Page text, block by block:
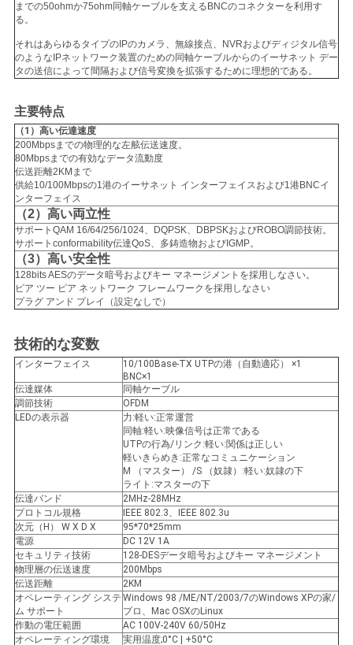
ニ
ュ
ー
ス
引
用
を
要
求
な
さ
い
図
プ
ラ
イ
までの50ohmか75ohm同軸ケーブルを支えるBNCのコネクターを利用す
る。
それはあらゆるタイプのIPのカメラ、無線接点、NVRおよびディジタル信号
のようなIPネットワーク装置のための同軸ケーブルからのイーサネット デー
タの送信によって間隔および信号変換を拡張するために理想的である。
主要特点
（1） 高い伝達速度
200Mbpsまでの物理的な左舷伝送速度。
80Mbpsまでの有効なデータ流動度
伝送距離2KMまで
供給10/100Mbpsの1港のイーサネット インターフェイスおよび1港BNCイ
ンターフェイス
（2）高い両立性
サポートQAM 16/64/256/1024、DQPSK、DBPSKおよびROBO調節技術。
サポートconformability伝達QoS、多鋳造物およびIGMP。
（3）高い安全性
128bits AESのデータ暗号およびキー マネージメントを採用しなさい。
ピア ツー ピア ネットワーク フレームワークを採用しなさい
プラグ アンド プレイ（設定なしで）
技術的な変数
インターフェイス
10/100Base-TX UTPの港（自動適応） ×1
BNC×1
伝達媒体
同軸ケーブル
調節技術
OFDM
LEDの表示器
力:軽い:正常運営
同軸:軽い:映像信号は正常である
UTPの行為/リンク:軽い:関係は正しい
軽いきらめき:正常なコミュニケーション
M （マスター） /S （奴隷）:軽い:奴隷の下
ライト:マスターの下
伝達バンド
2MHz-28MHz
プロトコル規格
IEEE 802.3、IEEE 802.3u
次元（H） W X D X
95*70*25mm
電源
DC 12V 1A
セキュリティ技術
128-DESデータ暗号およびキー マネージメント
物理層の伝送速度
200Mbps
伝送距離
2KM
オペレーティング システ
ム サポート
Windows 98 /ME/NT/2003/7のWindows XPの家/
プロ、Mac OSXのLinux
作動の電圧範囲
AC 100V-240V 60/50Hz
オペレーティング環境
実用温度;0°C | +50°C